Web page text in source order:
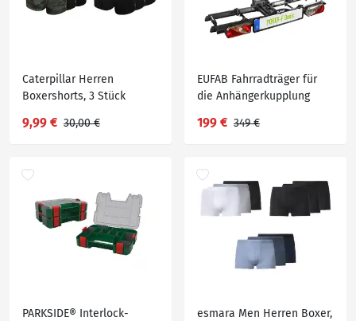
Caterpillar Herren
Boxershorts, 3 Stück
9,99 € 30,00 €
EUFAB Fahrradträger für
die Anhängerkupplung
Schnellverschluss-System
199 € 349 €
PARKSIDE® Interlock-
esmara Men Herren Boxer,